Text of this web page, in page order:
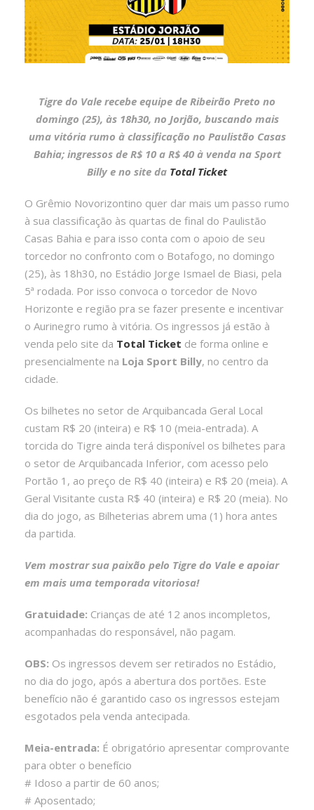
Tigre do Vale recebe equipe de Ribeirão Preto no
domingo (25), às 18h30, no Jorjão, buscando mais
uma vitória rumo à classificação no Paulistão Casas
Bahia; ingressos de R$ 10 a R$ 40 à venda na Sport
Billy e no site da Total Ticket
O Grêmio Novorizontino quer dar mais um passo rumo
à sua classificação às quartas de final do Paulistão
Casas Bahia e para isso conta com o apoio de seu
torcedor no confronto com o Botafogo, no domingo
(25), às 18h30, no Estádio Jorge Ismael de Biasi, pela
5ª rodada. Por isso convoca o torcedor de Novo
Horizonte e região pra se fazer presente e incentivar
o Aurinegro rumo à vitória. Os ingressos já estão à
venda pelo site da Total Ticket de forma online e
presencialmente na Loja Sport Billy, no centro da
cidade.
Os bilhetes no setor de Arquibancada Geral Local
custam R$ 20 (inteira) e R$ 10 (meia-entrada). A
torcida do Tigre ainda terá disponível os bilhetes para
o setor de Arquibancada Inferior, com acesso pelo
Portão 1, ao preço de R$ 40 (inteira) e R$ 20 (meia). A
Geral Visitante custa R$ 40 (inteira) e R$ 20 (meia). No
dia do jogo, as Bilheterias abrem uma (1) hora antes
da partida.
Vem mostrar sua paixão pelo Tigre do Vale e apoiar
em mais uma temporada vitoriosa!
Gratuidade: Crianças de até 12 anos incompletos,
acompanhadas do responsável, não pagam.
OBS: Os ingressos devem ser retirados no Estádio,
no dia do jogo, após a abertura dos portões. Este
benefício não é garantido caso os ingressos estejam
esgotados pela venda antecipada.
Meia-entrada: É obrigatório apresentar comprovante
para obter o benefício
# Idoso a partir de 60 anos;
# Aposentado;